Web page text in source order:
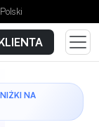
Polski
NA